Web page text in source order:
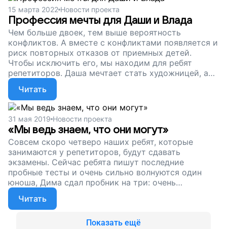
15 марта 2022 Новости проекта
Профессия мечты для Даши и Влада
Чем больше двоек, тем выше вероятность
конфликтов. А вместе с конфликтами появляется и
риск повторных отказов от приемных детей.
Чтобы исключить его, мы находим для ребят
репетиторов. Даша мечтает стать художницей, а
пока «подтягивает» математику. Влад хочет
получить профессию мультипликатора, а пока
готовится к ОГЭ. Мы верим в них и продолжаем
сбор, чтобы ребята из детских домов могли
наверстать упущенное, догнать сверстников и
уверенно войти в новую жизнь. Поддержите наш
проект!
Читать
31 мая 2019 Новости проекта
«Мы ведь знаем, что они могут»
Совсем скоро четверо наших ребят, которые
занимаются у репетиторов, будут сдавать
экзамены. Сейчас ребята пишут последние
пробные тесты и очень сильно волнуются один
юноша, Дима сдал пробник на три: очень
поторопился. Но у него еще есть время
подготовиться хорошо. А мы продолжаем
собирать деньги, чтобы 35 ребят из приемных и
опекунских семей занимались дополнительно,
Читать
Показать ещё